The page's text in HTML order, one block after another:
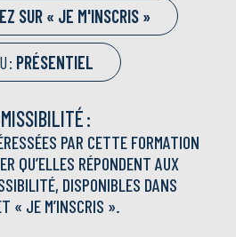
SUR « JE M'INSCRIS »
: PRÉSENTIEL
:
PAR CETTE FORMATION
QU’ELLES RÉPONDENT AUX
DISPONIBLES DANS
« JE M’INSCRIS ».